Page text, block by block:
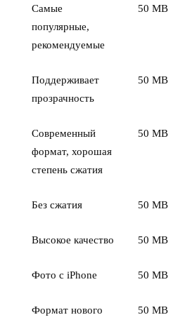
Самые
популярные,
рекомендуемые
50 MB
Поддерживает
прозрачность
50 MB
Современный
формат, хорошая
степень сжатия
50 MB
Без сжатия 50 MB
Высокое качество 50 MB
Фото с iPhone 50 MB
Формат нового
50 MB